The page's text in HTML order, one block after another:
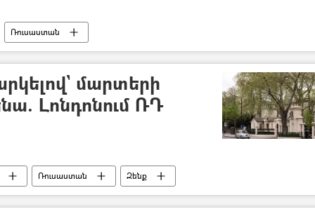
Ռուսաստան
մարտերի
Լոնդոնում ՌԴ
Ռուսաստան Զենք